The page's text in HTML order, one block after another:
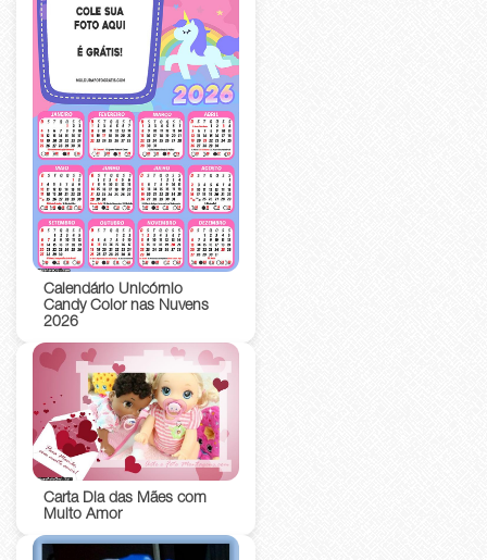
Calendário Unicórnio
Candy Color nas Nuvens
2026
Carta Dia das Mães com
Muito Amor